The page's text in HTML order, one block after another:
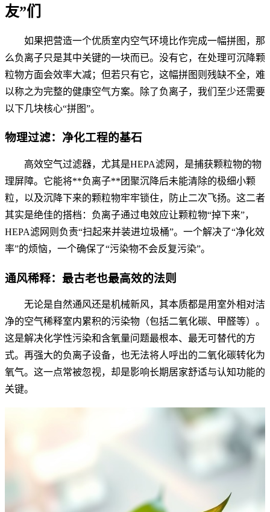
友”们
如果把营造一个优质室内空气环境比作完成一幅拼图，那
么负离子只是其中关键的一块而已。没有它，在处理可沉降颗
粒物方面会效率大减；但若只有它，这幅拼图则残缺不全，难
以称之为完整的健康空气方案。除了负离子，我们至少还需要
以下几块核心“拼图”。
物理过滤：净化工程的基石
高效空气过滤器，尤其是HEPA滤网，是捕获颗粒物的物
理屏障。它能将**负离子**团聚沉降后未能清除的极细小颗
粒，以及沉降下来的颗粒物牢牢锁住，防止二次飞扬。这二者
其实是绝佳的搭档：负离子通过电效应让颗粒物“掉下来”，
HEPA滤网则负责“扫起来并装进垃圾桶”。一个解决了“净化效
率”的烦恼，一个确保了“污染物不会反复污染”。
通风稀释：最古老也最高效的法则
无论是自然通风还是机械新风，其本质都是用室外相对洁
净的空气稀释室内累积的污染物（包括二氧化碳、甲醛等）。
这是解决化学性污染和含氧量问题最根本、最无可替代的方
式。再强大的负离子设备，也无法将人呼出的二氧化碳转化为
氧气。这一点常被忽视，却是影响长期居家舒适与认知功能的
关键。